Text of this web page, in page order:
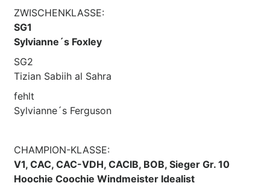
ZWISCHENKLASSE:
SG1
Sylvianne´s Foxley
SG2
Tizian Sabiih al Sahra
fehlt
Sylvianne´s Ferguson
CHAMPION-KLASSE:
V1, CAC, CAC-VDH, CACIB, BOB, Sieger Gr. 10
Hoochie Coochie Windmeister Idealist